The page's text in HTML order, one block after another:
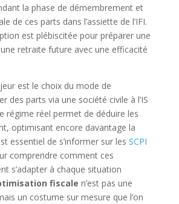
la phase de démembrement et
de ces parts dans l’assiette de l’IFI.
est plébiscitée pour préparer une
retraite future avec une efficacité
est le choix du mode de
des parts via une société civile à l’IS
régime réel permet de déduire les
optimisant encore davantage la
essentiel de s’informer sur les SCPI
comprendre comment ces
s’adapter à chaque situation
fiscale n’est pas une
un costume sur mesure que l’on